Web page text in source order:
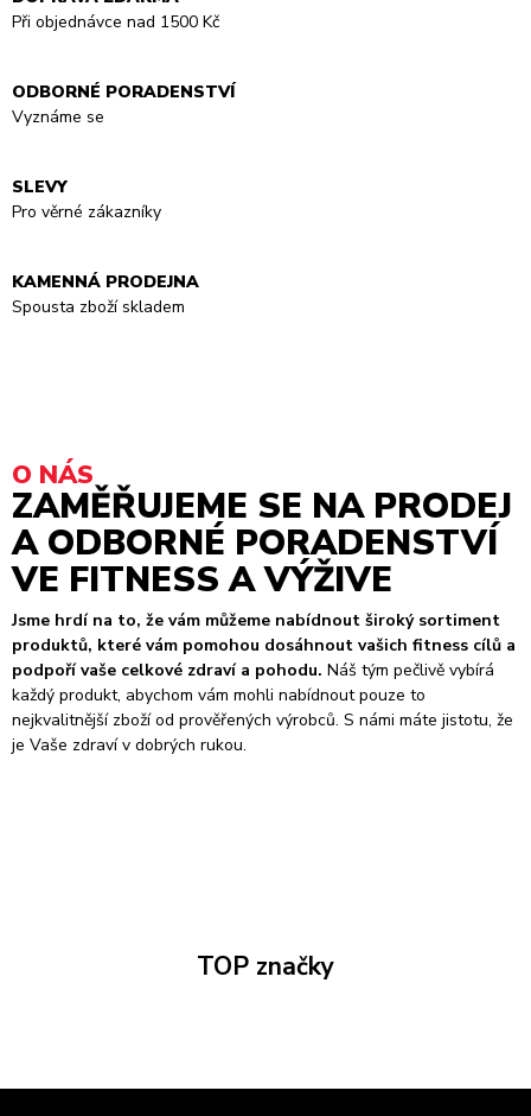
Při objednávce nad 1500 Kč
ODBORNÉ PORADENSTVÍ
Vyznáme se
SLEVY
Pro věrné zákazníky
KAMENNÁ PRODEJNA
Spousta zboží skladem
O NÁS
ZAMĚŘUJEME SE NA PRODEJ
A ODBORNÉ PORADENSTVÍ
VE FITNESS A VÝŽIVE
Jsme hrdí na to, že vám můžeme nabídnout široký sortiment
produktů, které vám pomohou dosáhnout vašich fitness cílů a
podpoří vaše celkové zdraví a pohodu. Náš tým pečlivě vybírá
každý produkt, abychom vám mohli nabídnout pouze to
nejkvalitnější zboží od prověřených výrobců. S námi máte jistotu, že
je Vaše zdraví v dobrých rukou.
TOP značky